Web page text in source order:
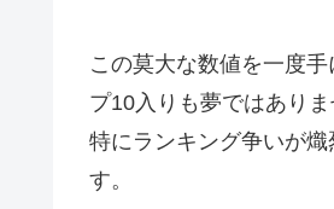
この莫大な数値を一度
プ10入りも夢ではありま
特にランキング争いが
す。